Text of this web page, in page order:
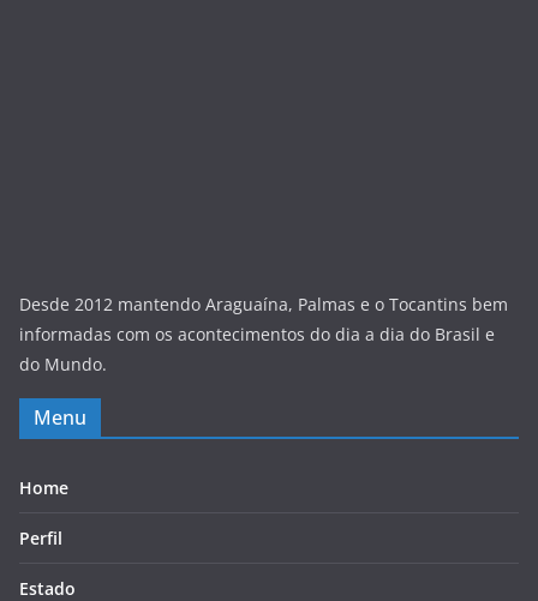
Desde 2012 mantendo Araguaína, Palmas e o Tocantins bem
informadas com os acontecimentos do dia a dia do Brasil e
do Mundo.
Menu
Home
Perfil
Estado